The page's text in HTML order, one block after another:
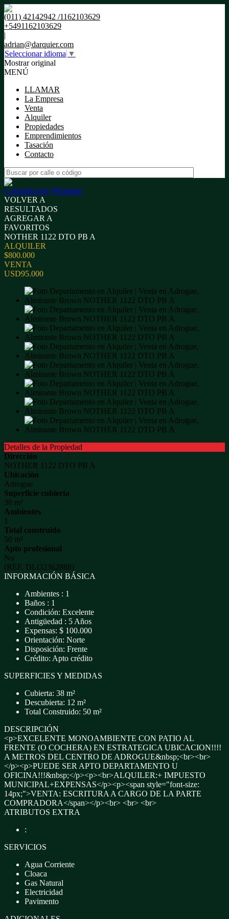
(011) 42142942 /1162103629
+5491162103629
|
adrian@darquier.com
Seleccionar idioma ▼
Mostrar original
MENÚ
LLAMAR
La Empresa
Venta
Alquiler
Propiedades
Emprendimientos
Tasación
Contacto
Consultar por Whatsapp
VOLVER A
RESULTADOS
AGREGAR A
FAVORITOS
NOTHER 1122 DTO PB A
ALQUILER
$800.000
VENTA
USD95.000
Detalles de la Propiedad
Dirección
NOTHER 1122 DTO PB A
Ubicación
Adrogue
Superficie cubierta
38 m²
Ambientes
1
Total construido
50 m²
Apto profesional
No
(REF. DLO2362888)
INFORMACIÓN BÁSICA
Ambientes : 1
Baños : 1
Condición: Excelente
Antigüedad : 5 Años
Expensas: $ 100.000
Orientación: Norte
Disposición: Frente
Crédito: Apto crédito
SUPERFICIES Y MEDIDAS
Cubierta: 38 m²
Descubierta: 12 m²
Total Construido: 50 m²
DESCRIPCIÓN
<p>EXCELENTE MONOAMBIENTE CON PATIO AL
FRENTE (O COCHERA) EN ESTRATEGICA UBICACION!!!!
A METROS DEL CENTRO DE ADROGUE&nbsp;<br><br>
</p><p>PUEDE SER APTO DEPARTAMENTO U
OFICINA!!!&nbsp;</p><p><br>ALQUILER:+ IMPUESTO
MUNICIPAL+EXPENSAS</p><p><span style="font-size:
14px;">VENTA: ESCRITURA A CARGO DE LA PARTE
COMPRADORA</span></p><br> <br> <br>
ATRIBUTOS EXTRA
:
SERVICIOS
Agua Corriente
Cloaca
Gas Natural
Electricidad
Pavimento